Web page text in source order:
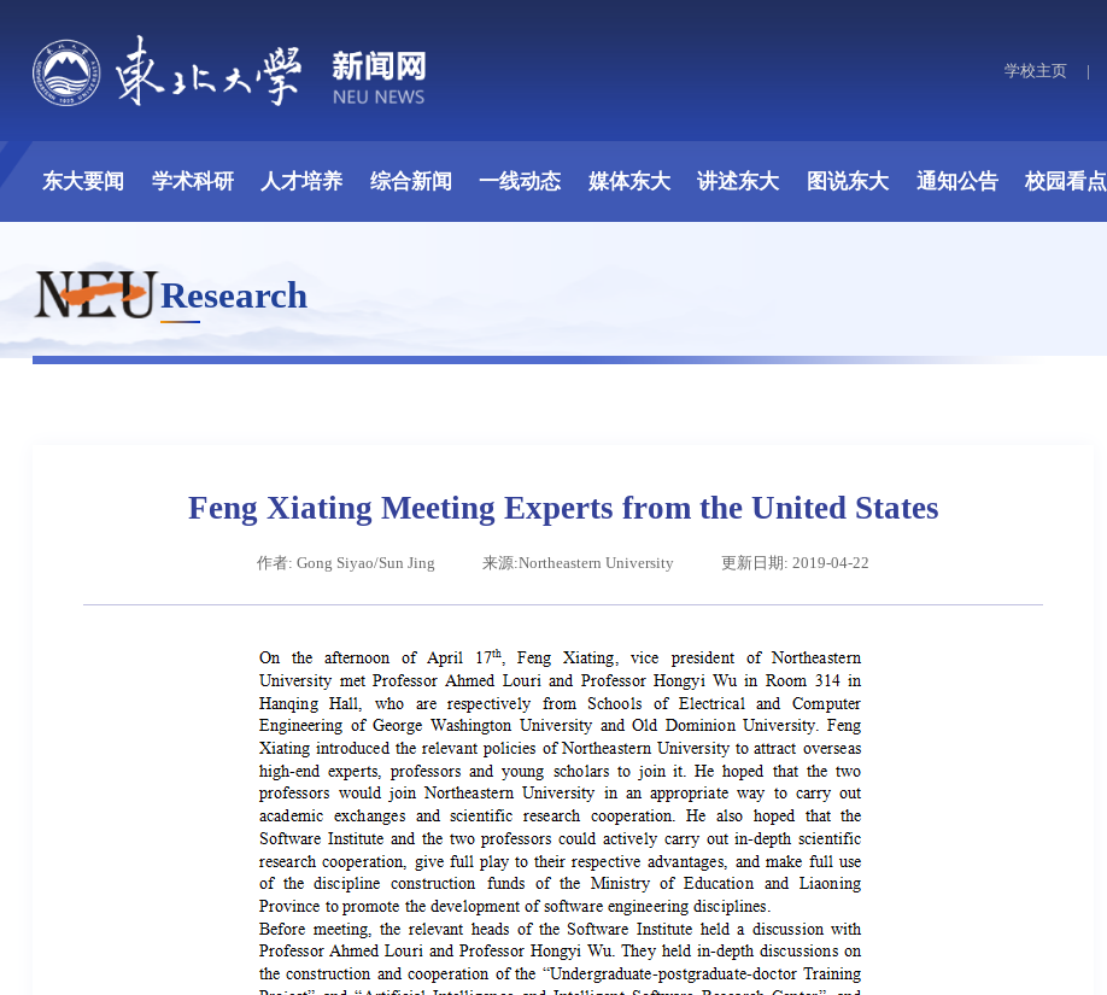
学校主页 |
东大要闻 学术科研 人才培养 综合新闻 一线动态 媒体东大 讲述东大 图说东大 通知公告 校园看点
Research
Feng Xiating Meeting Experts from the United States
作者: Gong Siyao/Sun Jing 来源:Northeastern University 更新日期: 2019-04-22
辽宁省卓越工程师培养联合体在东北大学成立 习近平给东北大学全体师生回信